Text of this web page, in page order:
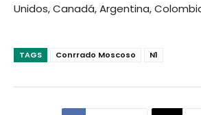
Unidos, Canadá, Argentina,
TAGS Conrrado Moscoso N1